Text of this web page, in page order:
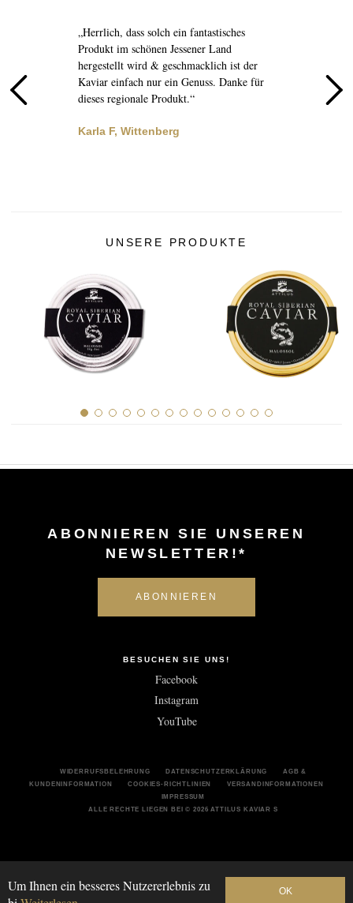
OK
Um Ihnen ein besseres Nutzererlebnis zu
„Herrlich, dass solch ein fantastisches
Produkt im schönen Jessener Land
hergestellt wird & geschmacklich ist der
Kaviar einfach nur ein Genuss. Danke für
dieses regionale Produkt.“
Karla F, Wittenberg
UNSERE PRODUKTE
ABONNIEREN SIE UNSEREN
NEWSLETTER!*
BESUCHEN SIE UNS!
Facebook
Instagram
YouTube
WIDERRUFSBELEHRUNG DATENSCHUTZERKLÄRUNG
AGB &
KUNDENINFORMATION
COOKIES-RICHTLINIEN
VERSANDINFORMATIONEN
IMPRESSUM
ALLE RECHTE LIEGEN BEI © 2026 ATTILUS KAVIAR S